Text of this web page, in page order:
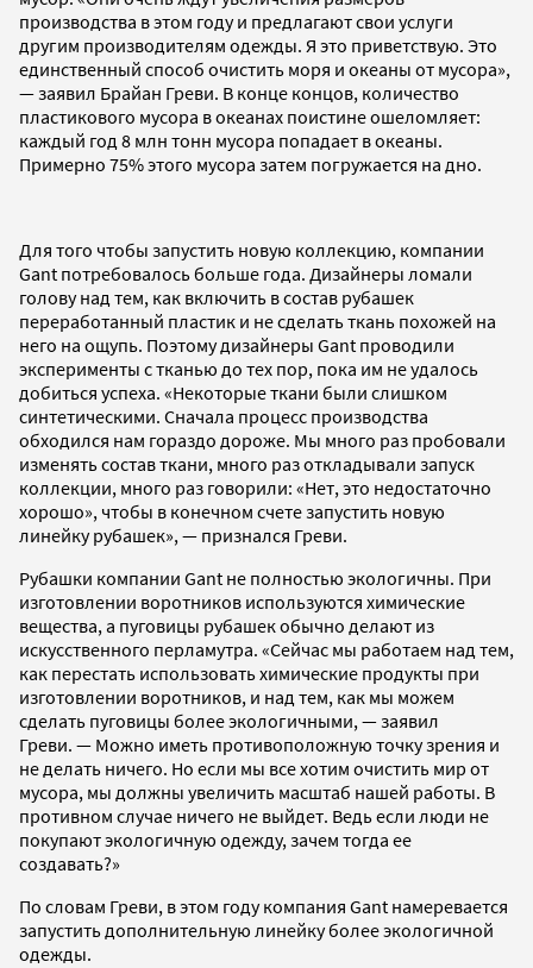
производства в этом году и предлагают свои услуги
другим производителям одежды. Я это приветствую. Это
единственный способ очистить моря и океаны от мусора»,
— заявил Брайан Греви. В конце концов, количество
пластикового мусора в океанах поистине ошеломляет:
каждый год 8 млн тонн мусора попадает в океаны.
Примерно 75% этого мусора затем погружается на дно.
Для того чтобы запустить новую коллекцию, компании
Gant потребовалось больше года. Дизайнеры ломали
голову над тем, как включить в состав рубашек
переработанный пластик и не сделать ткань похожей на
него на ощупь. Поэтому дизайнеры Gant проводили
эксперименты с тканью до тех пор, пока им не удалось
добиться успеха. «Некоторые ткани были слишком
синтетическими. Сначала процесс производства
обходился нам гораздо дороже. Мы много раз пробовали
изменять состав ткани, много раз откладывали запуск
коллекции, много раз говорили: «Нет, это недостаточно
хорошо», чтобы в конечном счете запустить новую
линейку рубашек», — признался Греви.
Рубашки компании Gant не полностью экологичны. При
изготовлении воротников используются химические
вещества, а пуговицы рубашек обычно делают из
искусственного перламутра. «Сейчас мы работаем над тем,
как перестать использовать химические продукты при
изготовлении воротников, и над тем, как мы можем
сделать пуговицы более экологичными, — заявил
Греви. — Можно иметь противоположную точку зрения и
не делать ничего. Но если мы все хотим очистить мир от
мусора, мы должны увеличить масштаб нашей работы. В
противном случае ничего не выйдет. Ведь если люди не
покупают экологичную одежду, зачем тогда ее
создавать?»
По словам Греви, в этом году компания Gant намеревается
запустить дополнительную линейку более экологичной
одежды.